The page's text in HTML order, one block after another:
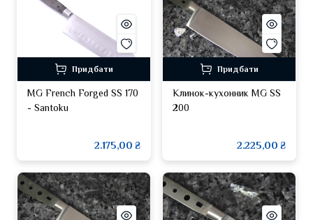
Придбати
MG French Forged SS 170
- Santoku
2.175,00 ₴
Придбати
Клинок-кухонник MG SS
200
2.225,00 ₴